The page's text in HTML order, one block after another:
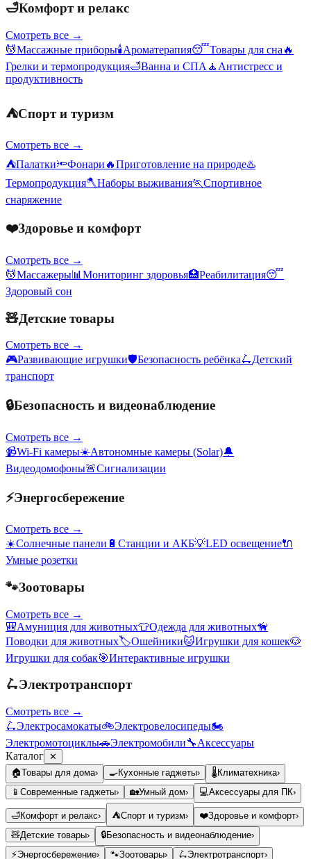
🛁Комфорт и релакс
Смотреть все →
💆Массажные приборы🕯️Ароматерапия😴Товары для сна 🔥
Грелки и термопродукция🛁Ванна и СПА 🧘 Антистресс и
продуктивность
⛺Спорт и туризм
Смотреть все →
⛺Палатки🔦Фонари 🔥Приготовление на природе♨️
Термопродукция🪓Наборы выживания🏃Спортивное
снаряжение
❤️Здоровье и комфорт
Смотреть все →
💆Массажеры📊 Мониторинг здоровья🏥Реабилитация😴
Здоровый сон
🧸Детские товары
Смотреть все →
🎮Развивающие игрушки🛡️Безопасность ребёнка🛴Детский
транспорт
🔒Безопасность и видеонаблюдение
Смотреть все →
📹Wi-Fi камеры☀️Автономные камеры (Solar)🔔
Видеодомофоны🚨Сигнализации
⚡Энергосбережение
Смотреть все →
☀️Солнечные панели 🔋 Станции и АКБ💡LED освещение🔌
Умные розетки
🐾Зоотовары
Смотреть все →
🎒Амуниция для животных👕Одежда для животных🦮
Поводки для животных🏷️Ошейники🐱Игрушки для кошек🐶
Игрушки для собак🎯Интерактивные игрушки
🛴Электротранспорт
Смотреть все →
🛴Электросамокаты🚲Электровелосипеды🏍️
Электромотоциклы🚗Электромобили🔧Аксессуары
Каталог ✕
🏠Товары для дома› 🍳Кухонные гаджеты› 🌡️Климатехника›
📱 Современные гаджеты› 🏡Умный дом› 💻Аксессуары для ПК›
🛁Комфорт и релакс› ⛺Спорт и туризм› ❤️Здоровье и комфорт›
🧸Детские товары› 🔒Безопасность и видеонаблюдение›
⚡Энергосбережение› 🐾Зоотовары› 🛴Электротранспорт›